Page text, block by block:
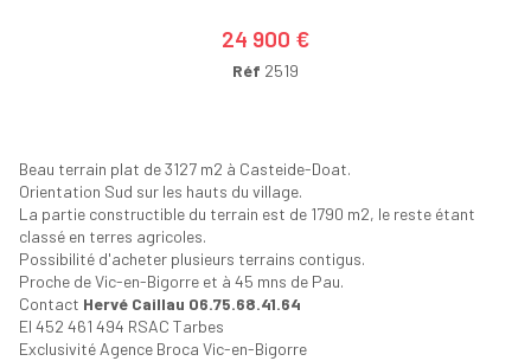
24 900 €
Réf 2519
Beau terrain plat de 3127 m2 à Casteide-Doat.
Orientation Sud sur les hauts du village.
La partie constructible du terrain est de 1790 m2, le reste étant
classé en terres agricoles.
Possibilité d'acheter plusieurs terrains contigus.
Proche de Vic-en-Bigorre et à 45 mns de Pau.
Contact Hervé Caillau 06.75.68.41.64
EI 452 461 494 RSAC Tarbes
Exclusivité Agence Broca Vic-en-Bigorre